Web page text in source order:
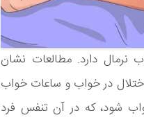
نرمال دارد. مطالعات نشان
اختلال در خواب و ساعات خواب
شود، که در آن تنفس فرد